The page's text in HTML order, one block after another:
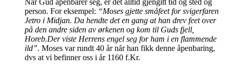
Når Gud åpenbarer seg, er det alltid gjengitt tid og sted og
person. For eksempel: “Moses gjette småfeet for svigerfaren
Jetro i Midjan. Da hendte det en gang at han drev feet over
på den andre siden av ørkenen og kom til Guds fjell,
Horeb.Der viste Herrens engel seg for ham i en flammende
ild”. Moses var rundt 40 år når han fikk denne åpenbaring,
dvs at vi befinner oss i år 1160 f.Kr.